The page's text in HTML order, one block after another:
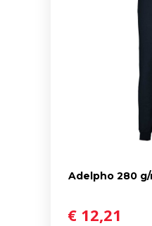
Adelpho 280
€ 12,21